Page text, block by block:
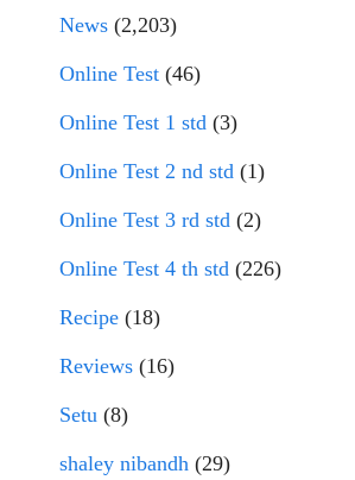
News (2,203)
Online Test (46)
Online Test 1 std (3)
Online Test 2 nd std (1)
Online Test 3 rd std (2)
Online Test 4 th std (226)
Recipe (18)
Reviews (16)
Setu (8)
shaley nibandh (29)